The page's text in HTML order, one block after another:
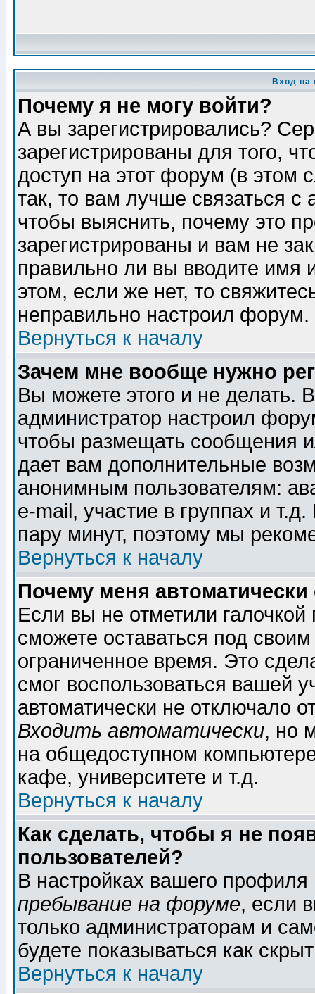
Вход на
Почему я не могу войти?
А вы зарегистрировались?
зарегистрированы для того,
доступ на этот форум (в этом
так, то вам лучше связаться
чтобы выяснить, почему это
зарегистрированы и вам не
правильно ли вы вводите
этом, если же нет, то
неправильно настроил форум.
Вернуться к началу
Зачем мне вообще нужно
Вы можете этого и не делать.
администратор настроил
чтобы размещать сообщения
дает вам дополнительные
анонимным пользователям:
e-mail, участие в группах и
пару минут, поэтому мы
Вернуться к началу
Почему меня автоматически
Если вы не отметили галочкой
сможете оставаться под
ограниченное время. Это
смог воспользоваться вашей
автоматически не отключало
Входить автоматически, но
на общедоступном
кафе, университете и т.д.
Вернуться к началу
Как сделать, чтобы я не
пользователей?
В настройках вашего
пребывание на форуме, если
только администраторам и
будете показываться как
Вернуться к началу